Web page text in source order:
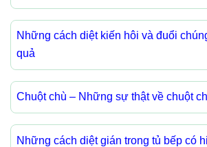
Những cách diệt kiến hôi và đuổi
quả
Chuột chù – Những sự thật về chuột
Những cách diệt gián trong tủ bếp có